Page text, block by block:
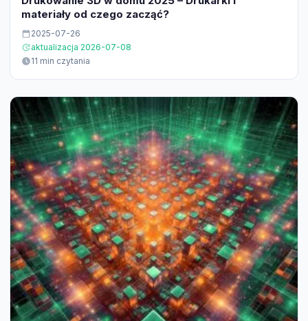
materiały od czego zacząć?
2025-07-26
aktualizacja 2026-07-08
11 min czytania